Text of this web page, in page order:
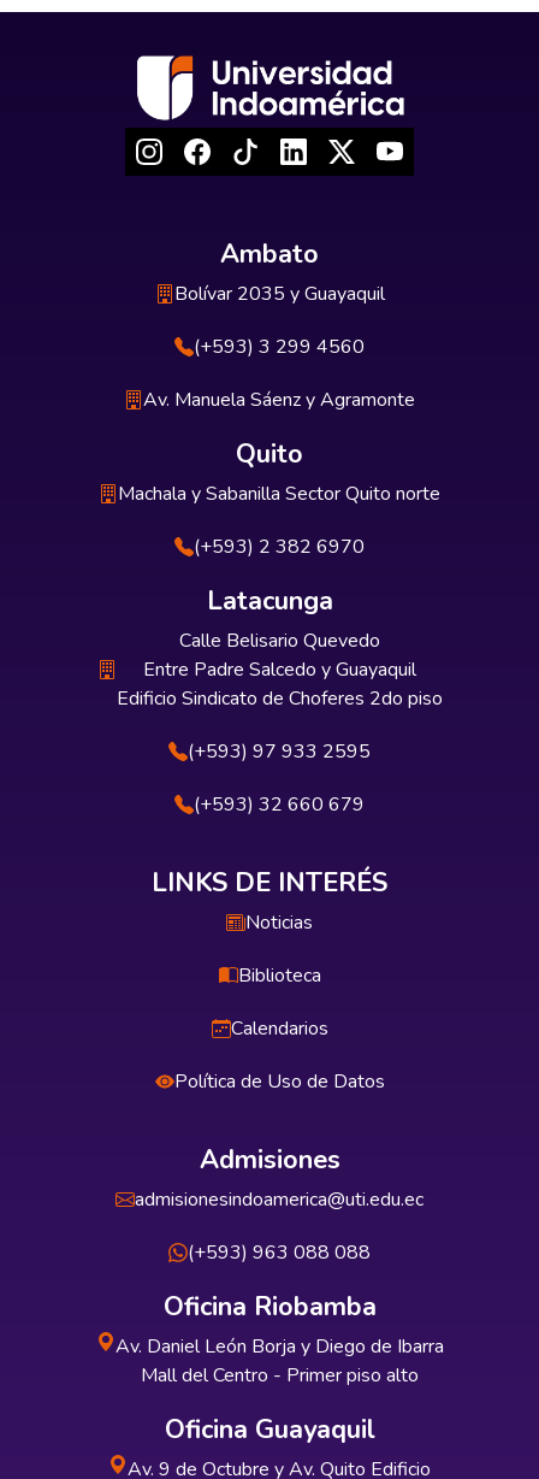
Ambato
Bolívar 2035 y Guayaquil
(+593) 3 299 4560
Av. Manuela Sáenz y Agramonte
Quito
Machala y Sabanilla Sector Quito norte
(+593) 2 382 6970
Latacunga
Calle Belisario Quevedo
Entre Padre Salcedo y Guayaquil
Edificio Sindicato de Choferes 2do piso
(+593) 97 933 2595
(+593) 32 660 679
LINKS DE INTERÉS
Noticias
Biblioteca
Calendarios
Política de Uso de Datos
Admisiones
admisionesindoamerica@uti.edu.ec
(+593) 963 088 088
Oficina Riobamba
Av. Daniel León Borja y Diego de Ibarra
Mall del Centro - Primer piso alto
Oficina Guayaquil
Av. 9 de Octubre y Av. Quito Edificio